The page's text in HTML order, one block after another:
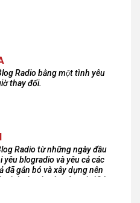
Radio bằng một tình yêu
thay đổi.
Radio từ những ngày đầu
yêu blogradio và yêu cả các
đã gắn bó và xây dựng nên
phát thanh xúc cảm này!Cám